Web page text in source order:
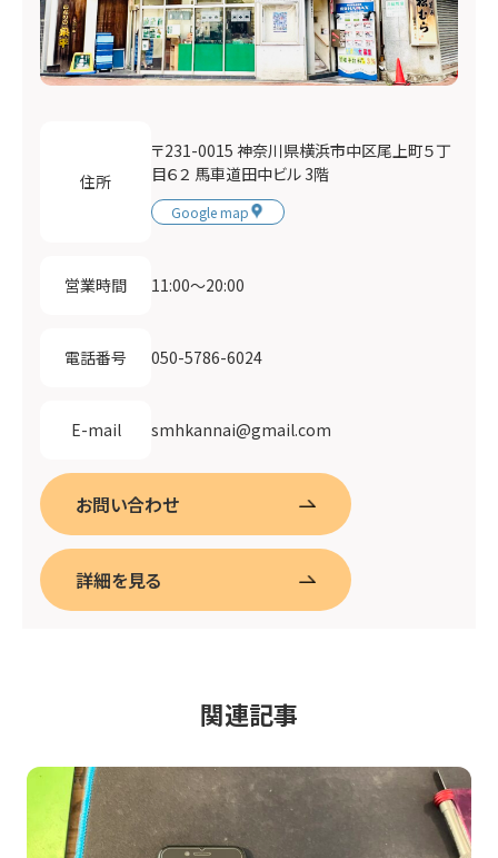
住所
〒231-0015 神奈川県横浜市中区尾上町５丁
目６２ 馬車道田中ビル 3階
Google map
営業時間 11:00〜20:00
電話番号 050-5786-6024
E-mail smhkannai@gmail.com
お問い合わせ
詳細を見る
関連記事